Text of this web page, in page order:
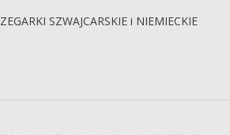
ZEGARKI SZWAJCARSKIE i NIEMIECKIE